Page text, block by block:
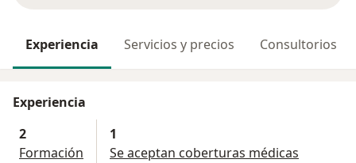
Experiencia Servicios y precios Consultorios
Experiencia
2
Formación
1
Se aceptan coberturas médicas